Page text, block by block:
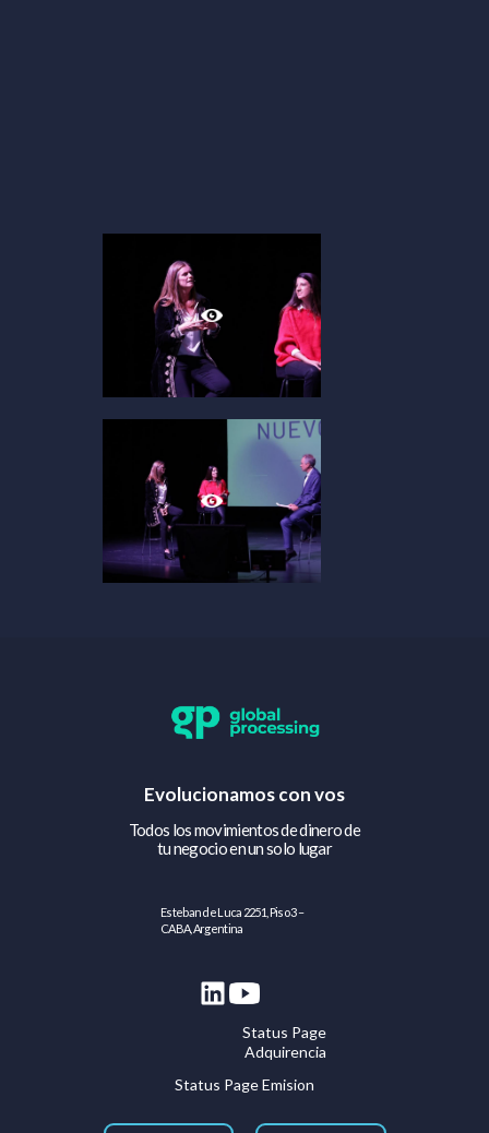
Evolucionamos con vos
Todos los movimientos de dinero de
tu negocio en un solo lugar
Esteban de Luca 2251, Piso 3 –
CABA, Argentina
Status Page
Adquirencia
Status Page Emision